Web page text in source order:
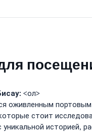
<ол>
оживленным
стоит
историей,